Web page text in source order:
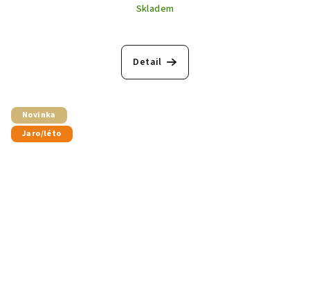
Skladem
Detail
Novinka
Jaro/léto